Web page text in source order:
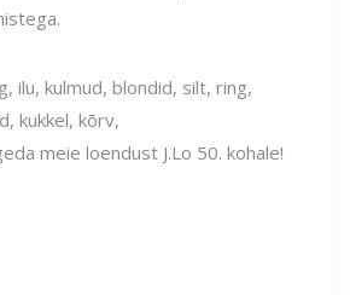
meie loendust J.Lo 50. kohale!